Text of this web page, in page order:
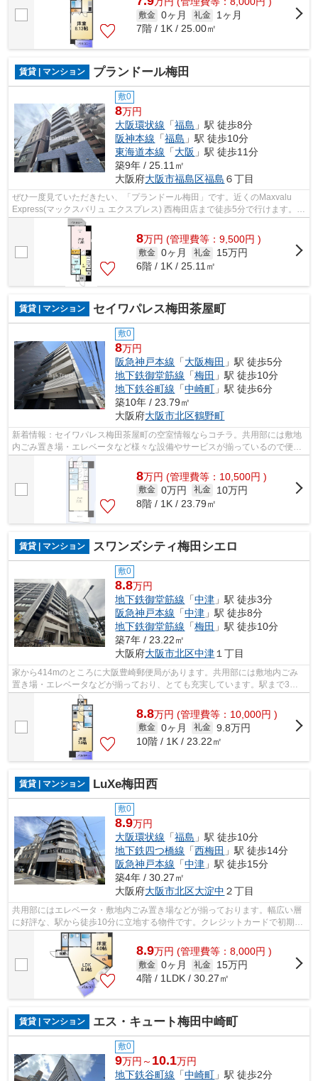
敷金 0ヶ月 礼金
1ヶ月
7階 / 1K / 25.00㎡
賃貸 | マンション プランドール梅田
敷0
8万円
大阪環状線 「福島 」駅 徒歩8分
阪神本線 「福島 」駅 徒歩10分
東海道本線 「大阪 」駅 徒歩11分
築9年 / 25.11㎡
大阪府大阪市福島区福島 ６丁目
ぜひ一度見ていただきたい、「プランドール梅田」です。近くのMaxvalu
Express(マックスバリュ エクスプレス) 西梅田店まで徒歩5分で行けます。共
用部には敷地内ごみ置き場・エレベー...
8万円 (管理費等：9,500円 )
敷金 0ヶ月 礼金
15万円
6階 / 1K / 25.11㎡
賃貸 | マンション セイワパレス梅田茶屋町
敷0
8万円
阪急神戸本線 「大阪梅田 」駅 徒歩5分
地下鉄御堂筋線 「梅田 」駅 徒歩10分
地下鉄谷町線 「中崎町 」駅 徒歩6分
築10年 / 23.79㎡
大阪府大阪市北区鶴野町
新着情報：セイワパレス梅田茶屋町の空室情報ならコチラ。共用部には敷地
内ごみ置き場・エレベータなど様々な設備やサービスが揃っているので便利
です。駅まで徒歩5分の位置に立地する...
8万円 (管理費等：10,500円 )
敷金 0万円 礼金
10万円
8階 / 1K / 23.79㎡
賃貸 | マンション スワンズシティ梅田シエロ
敷0
8.8万円
地下鉄御堂筋線 「中津 」駅 徒歩3分
阪急神戸本線 「中津 」駅 徒歩8分
地下鉄御堂筋線 「梅田 」駅 徒歩10分
築7年 / 23.22㎡
大阪府大阪市北区中津 １丁目
家から414mのところに大阪豊崎郵便局があります。共用部には敷地内ごみ
置き場・エレベータなどが揃っており、とても充実しています。駅まで3分
と、駅近でアクセスも良好な物件です。築...
8.8万円 (管理費等：10,000円 )
敷金 0ヶ月 礼金 9.8万円
10階 / 1K / 23.22㎡
賃貸 | マンション LuXe梅田西
敷0
8.9万円
大阪環状線 「福島 」駅 徒歩10分
地下鉄四つ橋線 「西梅田 」駅 徒歩14分
阪急神戸本線 「中津 」駅 徒歩15分
築4年 / 30.27㎡
大阪府大阪市北区大淀中 ２丁目
共用部にはエレベータ・敷地内ごみ置き場などが揃っております。幅広い層
に好評な、駅から徒歩10分に立地する物件です。クレジットカードで初期費
用をお支払いいただける物件です。造...
8.9万円 (管理費等：8,000円 )
敷金 0ヶ月 礼金
15万円
4階 / 1LDK / 30.27㎡
賃貸 | マンション エス・キュート梅田中崎町
敷0
9万円～ 10.1万円
地下鉄谷町線 「中崎町 」駅 徒歩2分